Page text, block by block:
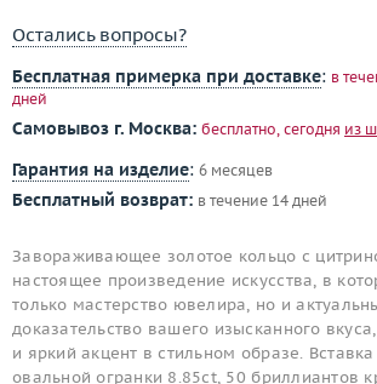
Остались вопросы?
Бесплатная примерка при доставке: в
дней
Самовывоз г. Москва: бесплатно, сегодня из
Гарантия на изделие: 6 месяцев
Бесплатный возврат: в течение 14 дней
Завораживающее золотое кольцо с
настоящее произведение искусства, в
только мастерство ювелира, но и
доказательство вашего изысканного
и яркий акцент в стильном образе.
овальной огранки 8.85ct, 50 бриллиантов